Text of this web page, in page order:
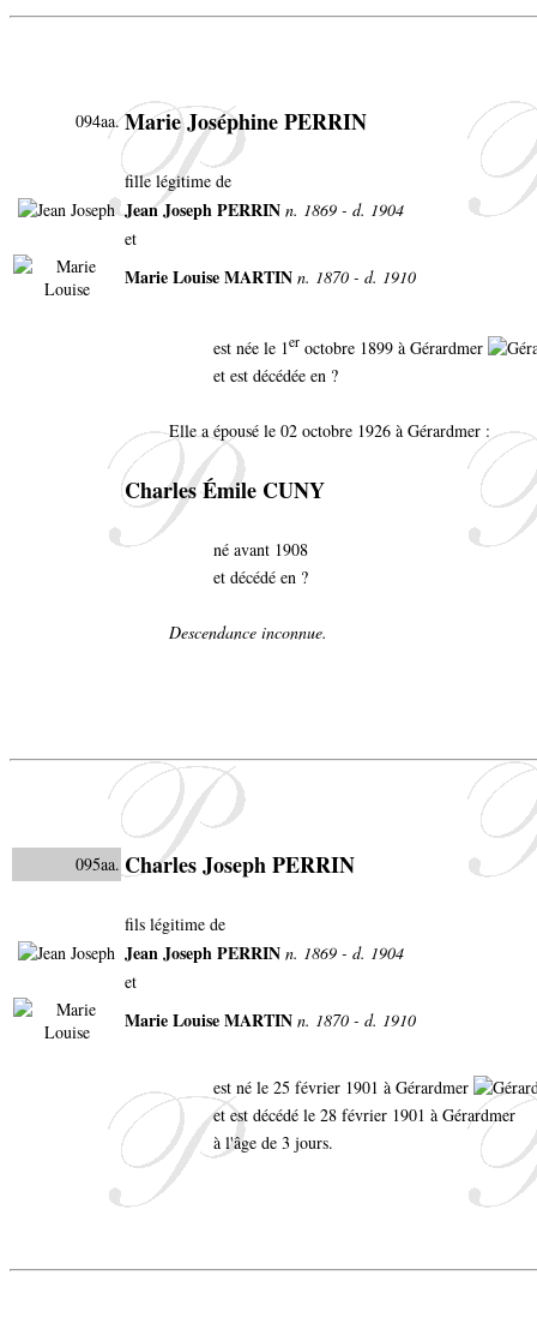
094aa. Marie Joséphine PERRIN
fille légitime de
Jean Joseph PERRIN n. 1869 - d. 1904
et
Marie Louise MARTIN n. 1870 - d. 1910
est née le 1er octobre 1899 à Gérardmer
et est décédée en ?
Elle a épousé le 02 octobre 1926 à Gérardmer :
Charles Émile CUNY
né avant 1908
et décédé en ?
Descendance inconnue.
095aa. Charles Joseph PERRIN
fils légitime de
Jean Joseph PERRIN n. 1869 - d. 1904
et
Marie Louise MARTIN n. 1870 - d. 1910
est né le 25 février 1901 à Gérardmer
et est décédé le 28 février 1901 à Gérardmer
à l'âge de 3 jours.